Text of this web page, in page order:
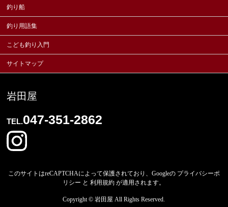
釣り船
釣り用語集
こども釣り入門
サイトマップ
岩田屋
TEL.047-351-2862
このサイトはreCAPTCHAによって保護されており、Googleの プライバシーポ
リシー と利用規約 が適用されます。
Copyright ©岩田屋 All Rights Reserved.